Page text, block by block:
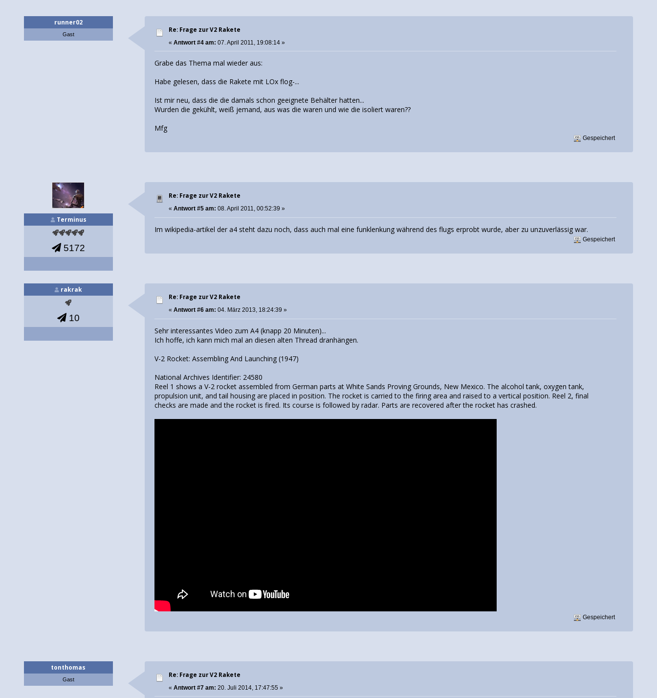
runner02
Gast
Re: Frage zur V2 Rakete
«Antwort #4 am: 07. April 2011, 19:08:14 »
Grabe das Thema mal wieder aus:
Habe gelesen, dass die Rakete mit LOx flog-...
Ist mir neu, dass die die damals schon geeignete Behälter hatten...
Wurden die gekühlt, weiß jemand, aus was die waren und wie die isoliert waren??
Mfg
Gespeichert
Terminus
5172
Re: Frage zur V2 Rakete
«Antwort #5 am: 08. April 2011, 00:52:39 »
Im wikipedia-artikel der a4 steht dazu noch, dass auch mal eine funklenkung während des flugs erprobt wurde, aber zu unzuverlässig war.
Gespeichert
rakrak
10
Re: Frage zur V2 Rakete
«Antwort #6 am: 04. März 2013, 18:24:39 »
Sehr interessantes Video zum A4 (knapp 20 Minuten)...
Ich hoffe, ich kann mich mal an diesen alten Thread dranhängen.
V-2 Rocket: Assembling And Launching (1947)
National Archives Identifier: 24580
Reel 1 shows a V-2 rocket assembled from German parts at White Sands Proving Grounds, New Mexico. The alcohol tank, oxygen tank,
propulsion unit, and tail housing are placed in position. The rocket is carried to the firing area and raised to a vertical position. Reel 2, final
checks are made and the rocket is fired. Its course is followed by radar. Parts are recovered after the rocket has crashed.
Gespeichert
tonthomas
Gast
Re: Frage zur V2 Rakete
«Antwort #7 am: 20. Juli 2014, 17:47:55 »